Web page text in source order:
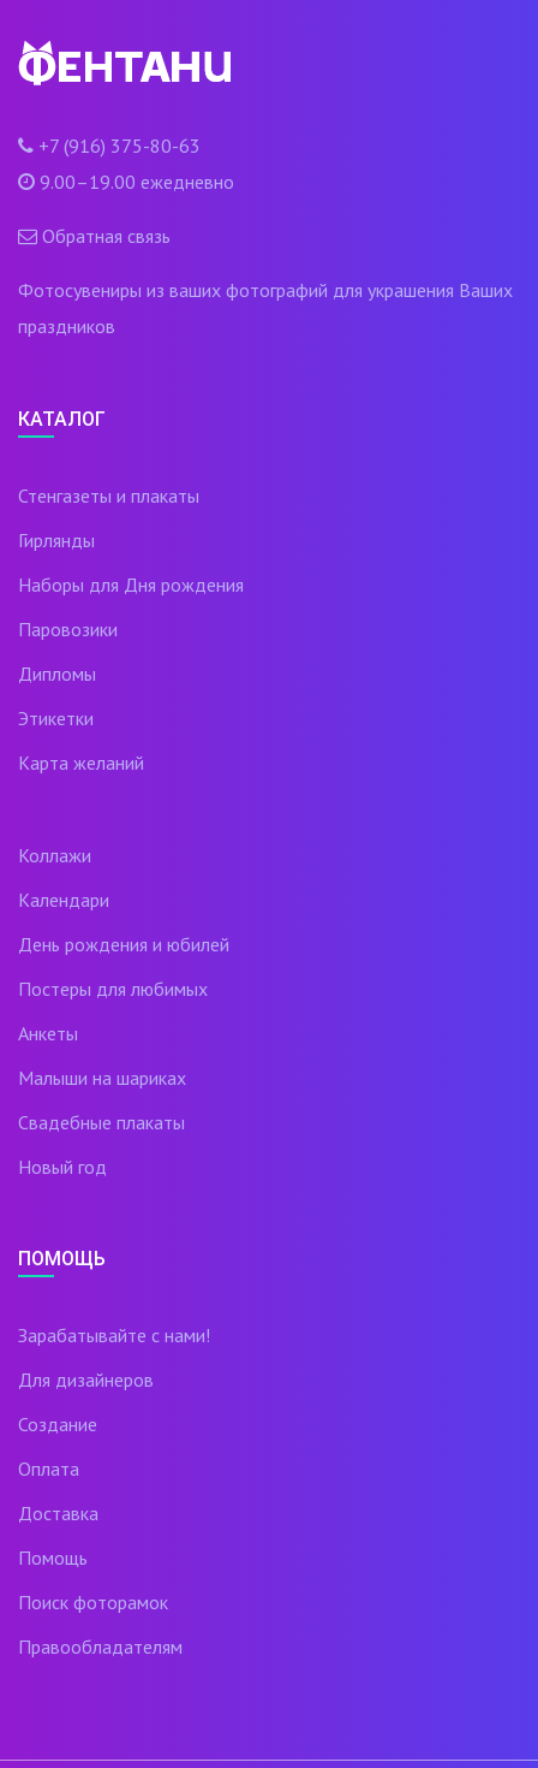
+7 (916) 375-80-63
9.00–19.00 ежедневно
Обратная связь
Фотосувениры из ваших фотографий для украшения Ваших
праздников
КАТАЛОГ
Стенгазеты и плакаты
Гирлянды
Наборы для Дня рождения
Паровозики
Дипломы
Этикетки
Карта желаний
Коллажи
Календари
День рождения и юбилей
Постеры для любимых
Анкеты
Малыши на шариках
Свадебные плакаты
Новый год
ПОМОЩЬ
Зарабатывайте с нами!
Для дизайнеров
Создание
Оплата
Доставка
Помощь
Поиск фоторамок
Правообладателям